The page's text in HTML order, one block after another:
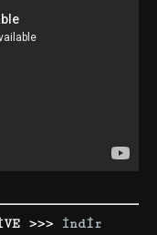
>>>İndir